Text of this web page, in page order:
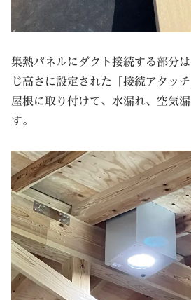
集熱パネルにダクト接続する部分
じ高さに設定された「接続アタッ
屋根に取り付けて、水漏れ、空気
す。